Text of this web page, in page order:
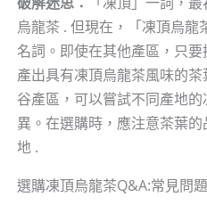
烏龍茶 . 但現在，「凍頂烏
名詞。即使在其他產區，只
產出具有凍頂烏龍茶風味的茶
谷產區，可以嘗試不同產地
異。在選購時，應注意茶葉
地 .
選購凍頂烏龍茶Q&A:常見問